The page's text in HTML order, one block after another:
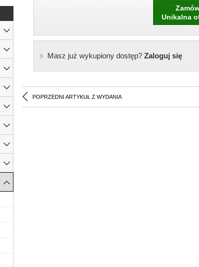
Unikalna
Masz już wykupiony dostęp?Zaloguj się
POPRZEDNI ARTYKUŁ Z WYDANIA